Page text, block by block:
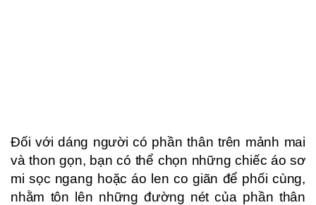
Đối với dáng người có phần thân trên mảnh mai
và thon gọn, bạn có thể chọn những chiếc áo sơ
mi sọc ngang hoặc áo len co giãn để phối cùng,
nhằm tôn lên những đường nét của phần thân